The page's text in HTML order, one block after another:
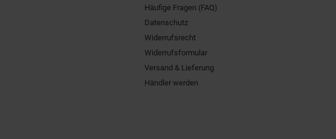
Häufige Fragen (FAQ)
Datenschutz
Widerrufsrecht
Widerrufsformular
Versand & Lieferung
Händler werden